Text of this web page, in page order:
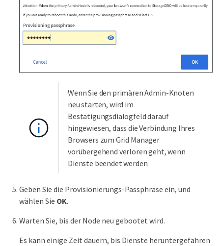
Wenn Sie den primären Admin-Knoten
neu starten, wird im
Bestätigungsdialogfeld darauf
hingewiesen, dass die Verbindung Ihres
Browsers zum Grid Manager
vorübergehend verloren geht, wenn
Dienste beendet werden.
Geben Sie die Provisionierungs-Passphrase ein, und
wählen Sie OK.
Warten Sie, bis der Node neu gebootet wird.
Es kann einige Zeit dauern, bis Dienste heruntergefahren